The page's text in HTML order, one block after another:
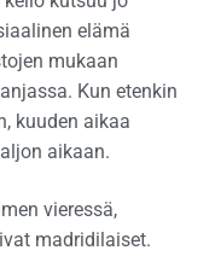
elämä
mukaan
Kun etenkin
kuuden aikaa
aikaan.
vieressä,
madridilaiset.